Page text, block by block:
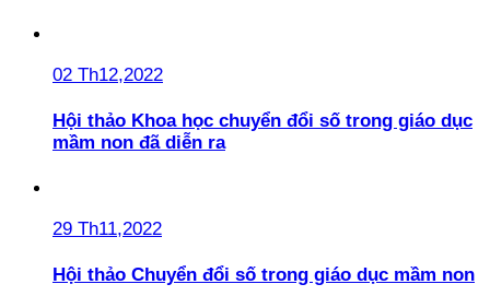
02 Th12,2022
Hội thảo Khoa học chuyển đổi số trong giáo dục
mầm non đã diễn ra
29 Th11,2022
Hội thảo Chuyển đổi số trong giáo dục mầm non